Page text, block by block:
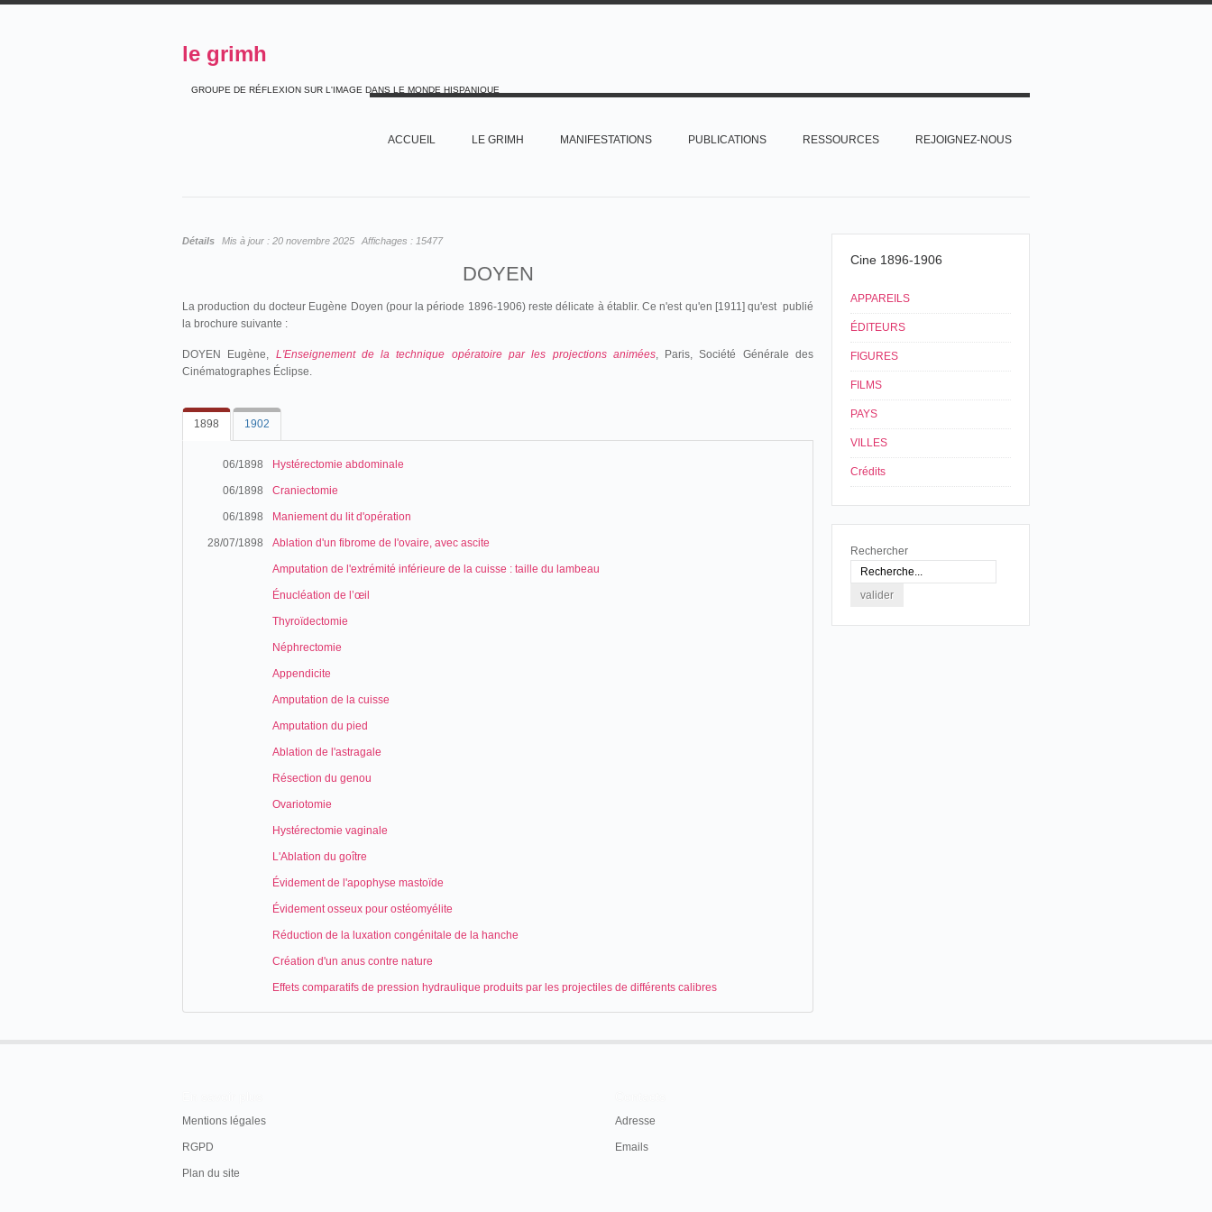
le grimh
GROUPE DE RÉFLEXION SUR L'IMAGE DANS LE MONDE HISPANIQUE
ACCUEIL LE GRIMH MANIFESTATIONS PUBLICATIONS RESSOURCES REJOIGNEZ-NOUS
Détails Mis à jour : 20 novembre 2025 Affichages : 15477
DOYEN
La production du docteur Eugène Doyen (pour la période 1896-1906) reste délicate à établir. Ce n'est qu'en [1911] qu'est publié
la brochure suivante :
DOYEN Eugène, L'Enseignement de la technique opératoire par les projections animées, Paris, Société Générale des
Cinématographes Éclipse.
1898 1902
06/1898 Hystérectomie abdominale
06/1898 Craniectomie
06/1898 Maniement du lit d'opération
28/07/1898 Ablation d'un fibrome de l'ovaire, avec ascite
Amputation de l'extrémité inférieure de la cuisse : taille du lambeau
Énucléation de l’œil
Thyroïdectomie
Néphrectomie
Appendicite
Amputation de la cuisse
Amputation du pied
Ablation de l'astragale
Résection du genou
Ovariotomie
Hystérectomie vaginale
L'Ablation du goître
Évidement de l'apophyse mastoïde
Évidement osseux pour ostéomyélite
Réduction de la luxation congénitale de la hanche
Création d'un anus contre nature
Effets comparatifs de pression hydraulique produits par les projectiles de différents calibres
Cine 1896-1906
APPAREILS
ÉDITEURS
FIGURES
FILMS
PAYS
VILLES
Crédits
Rechercher
Mentions légales
RGPD
Plan du site
Adresse
Emails